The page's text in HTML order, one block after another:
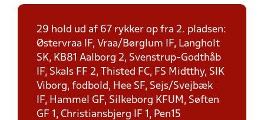
29 hold ud af 67 rykker op fra 2. pladsen:
Østervraa IF, Vraa/Børglum IF, Langholt
SK, KB81 Aalborg 2, Svenstrup-Godthåb
IF, Skals FF 2, Thisted FC, FS Midtthy, SIK
Viborg, fodbold, Hee SF, Sejs/Svejbæk
IF, Hammel GF, Silkeborg KFUM, Søften
GF 1, Christiansbjerg IF 1, Pen15